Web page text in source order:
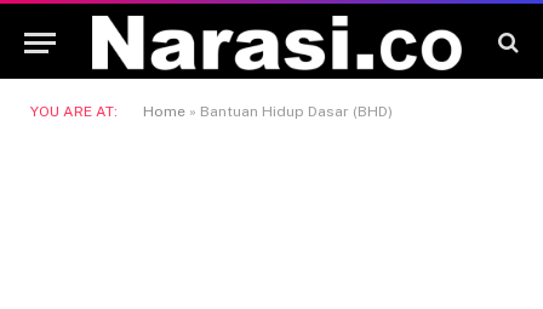
YOU ARE AT: Home » Bantuan Hidup Dasar (BHD)